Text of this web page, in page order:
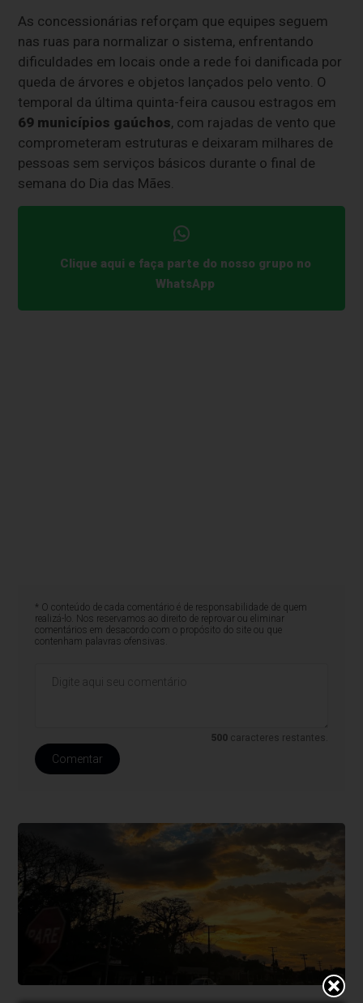
As concessionárias reforçam que equipes seguem
nas ruas para normalizar o sistema, enfrentando
dificuldades em locais onde a rede foi danificada por
queda de árvores e objetos lançados pelo vento. O
temporal da última quinta-feira causou estragos em
69 municípios gaúchos, com rajadas de vento que
comprometeram estruturas e deixaram milhares de
pessoas sem serviços básicos durante o final de
semana do Dia das Mães.
Clique aqui e faça parte do nosso grupo no
WhatsApp
* O conteúdo de cada comentário é de responsabilidade de quem
realizá-lo. Nos reservamos ao direito de reprovar ou eliminar
comentários em desacordo com o propósito do site ou que
contenham palavras ofensivas.
500 caracteres restantes.
Comentar